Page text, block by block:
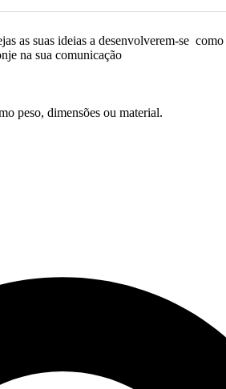
as suas ideias a desenvolverem-se
na sua comunicação
peso, dimensões ou material.